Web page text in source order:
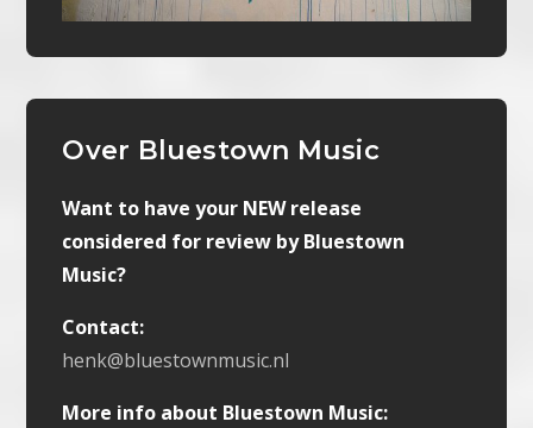
Over Bluestown Music
Want to have your NEW release
considered for review by Bluestown
Music?
Contact:
henk@bluestownmusic.nl
More info about Bluestown Music: